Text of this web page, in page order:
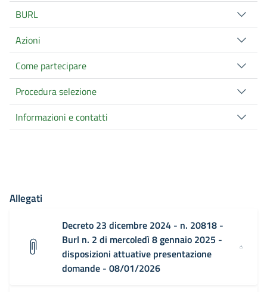
BURL
Azioni
Come partecipare
Procedura selezione
Informazioni e contatti
Allegati
Decreto 23 dicembre 2024 - n. 20818 -
Burl n. 2 di mercoledì 8 gennaio 2025 -
disposizioni attuative presentazione
domande - 08/01/2026